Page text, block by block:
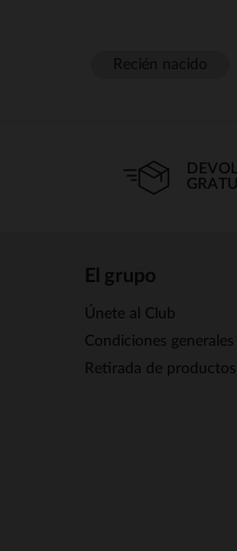
El grupo
Únete al Club
Condiciones
Retirada de productos